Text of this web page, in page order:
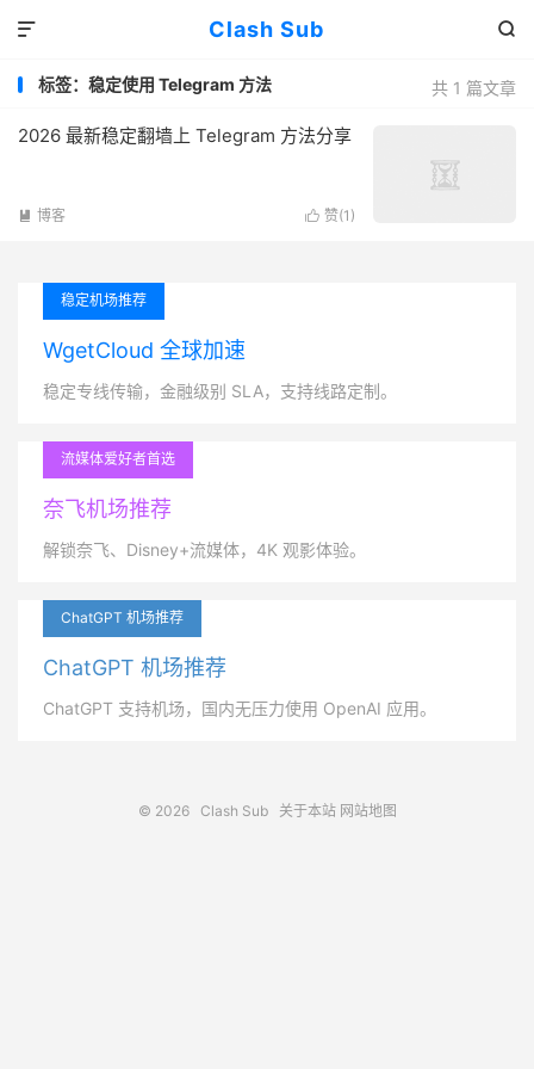
Clash Sub 

共 1 篇文章
标签：稳定使用 Telegram 方法
2026 最新稳定翻墙上 Telegram 方法分享
 赞(1 )
 博客
稳定机场推荐
WgetCloud 全球加速
稳定专线传输，金融级别 SLA，支持线路定制。
流媒体爱好者首选
奈飞机场推荐
解锁奈飞、Disney+流媒体，4K 观影体验。
ChatGPT 机场推荐
ChatGPT 机场推荐
ChatGPT 支持机场，国内无压力使用 OpenAI 应用。
© 2026 Clash Sub 关于本站 网站地图